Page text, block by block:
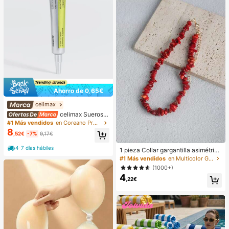
Ahorro de 0,65€
celimax
celimax Sueros y
tratamiento facial
#1 Más vendidos en Coreano Protección de la piel
8,52€ -7% 9,17€
4-7 días hábiles
1 pieza Collar gargantilla asimétrico
ajustable de estilo bohemio en colo
r rojo natural, joyería de uso diario Y
2K, regalo para el Día de la Madre
#1 Más vendidos
en Multicolor Gargantillas para mujer
(1000+)
4 ,22€